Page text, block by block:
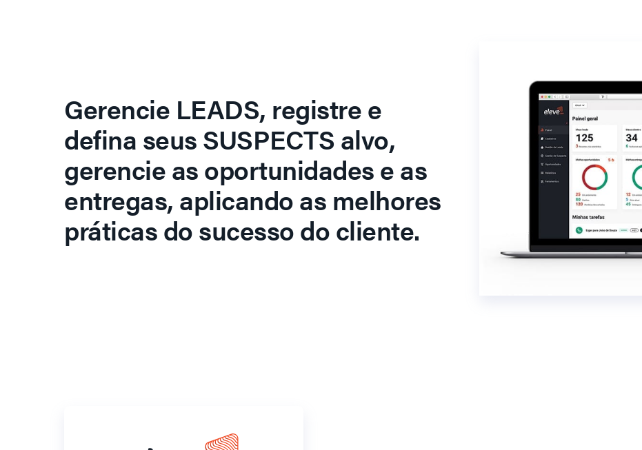
Gerencie LEADS, registre e
defina seus SUSPECTS alvo,
gerencie as oportunidades e as
entregas, aplicando as melhores
práticas do sucesso do cliente.